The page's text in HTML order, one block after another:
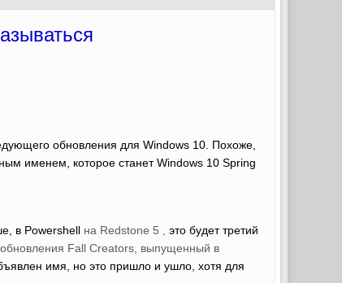
обновления для Windows 10. Похоже,
именем, которое станет Windows 10 Spring
в Powershell на Redstone 5 ,это будет третий
Fall Creators, выпущенный в
имя, но это пришло и ушло, хотя для